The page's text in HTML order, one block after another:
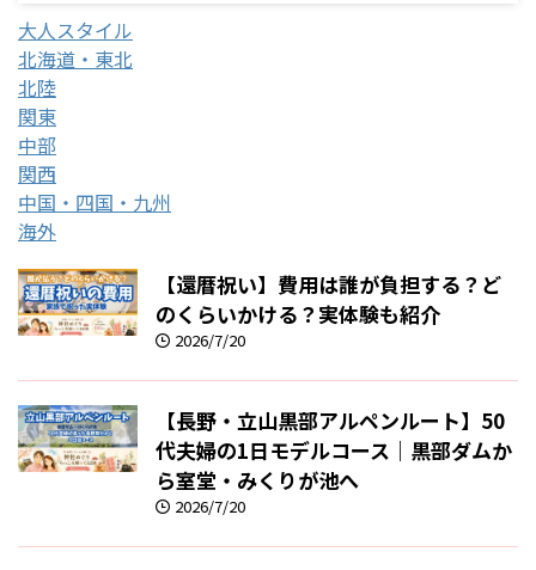
大人スタイル
北海道・東北
北陸
関東
中部
関西
中国・四国・九州
海外
【還暦祝い】費用は誰が負担する？ど
のくらいかける？実体験も紹介
2026/7/20
【長野・立山黒部アルペンルート】50
代夫婦の1日モデルコース｜黒部ダムか
ら室堂・みくりが池へ
2026/7/20